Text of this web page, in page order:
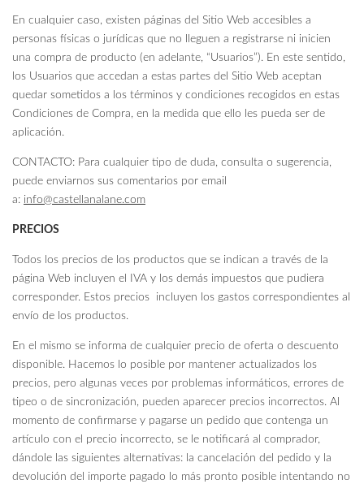
En cualquier caso, existen páginas del Sitio Web accesibles a
personas físicas o jurídicas que no lleguen a registrarse ni inicien
una compra de producto (en adelante, “Usuarios”). En este sentido,
los Usuarios que accedan a estas partes del Sitio Web aceptan
quedar sometidos a los términos y condiciones recogidos en estas
Condiciones de Compra, en la medida que ello les pueda ser de
aplicación.
CONTACTO: Para cualquier tipo de duda, consulta o sugerencia,
puede enviarnos sus comentarios por email
a: info@castellanalane.com
PRECIOS
Todos los precios de los productos que se indican a través de la
página Web incluyen el IVA y los demás impuestos que pudiera
corresponder. Estos precios incluyen los gastos correspondientes al
envío de los productos.
En el mismo se informa de cualquier precio de oferta o descuento
disponible. Hacemos lo posible por mantener actualizados los
precios, pero algunas veces por problemas informáticos, errores de
tipeo o de sincronización, pueden aparecer precios incorrectos. Al
momento de confirmarse y pagarse un pedido que contenga un
artículo con el precio incorrecto, se le notificará al comprador,
dándole las siguientes alternativas: la cancelación del pedido y la
devolución del importe pagado lo más pronto posible intentando no